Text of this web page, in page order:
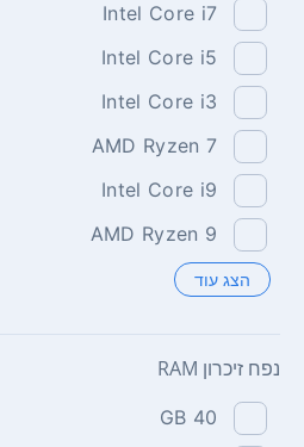
Intel Core i7
Intel Core i5
Intel Core i3
AMD Ryzen 7
Intel Core i9
AMD Ryzen 9
הצג עוד
נפח זיכרון RAM
40 GB